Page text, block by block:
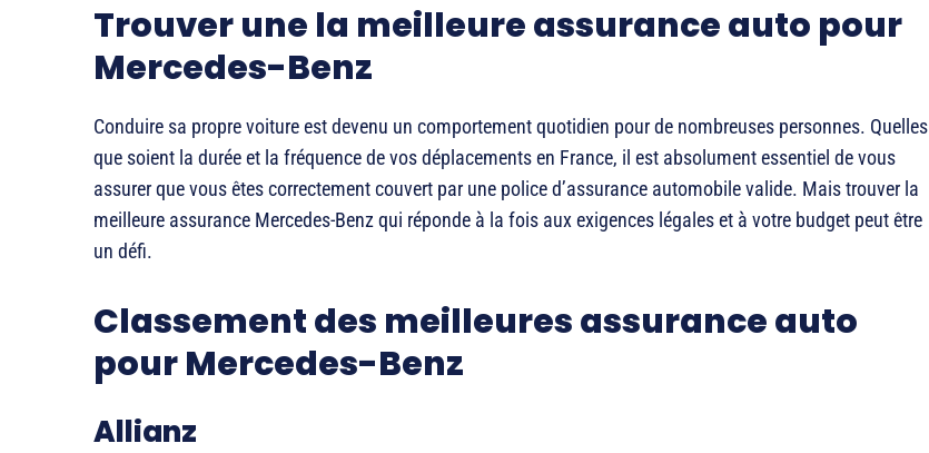
Trouver une la meilleure assurance auto pour
Mercedes-Benz
Conduire sa propre voiture est devenu un comportement quotidien pour de nombreuses personnes. Quelles
que soient la durée et la fréquence de vos déplacements en France, il est absolument essentiel de vous
assurer que vous êtes correctement couvert par une police d’assurance automobile valide. Mais trouver la
meilleure assurance Mercedes-Benz qui réponde à la fois aux exigences légales et à votre budget peut être
un défi.
Classement des meilleures assurance auto
pour Mercedes-Benz
Allianz